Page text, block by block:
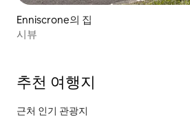
Enniscrone의 집
시뷰
추천 여행지
근처 인기 관광지